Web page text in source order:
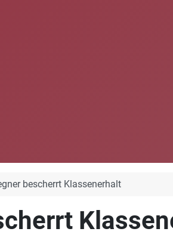
bescherrt Klassenerhalt